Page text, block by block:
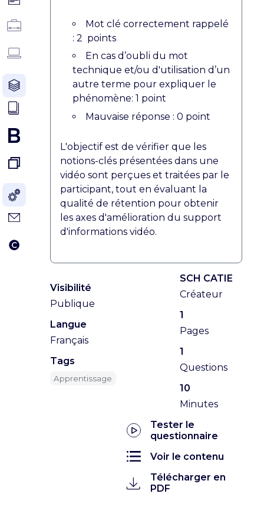
Mot clé correctement rappelé
: 2 points
En cas d’oubli du mot
technique et/ou d'utilisation d’un
autre terme pour expliquer le
phénomène: 1 point
Mauvaise réponse : 0 point
L'objectif est de vérifier que les
notions-clés présentées dans une
vidéo sont perçues et traitées par le
participant, tout en évaluant la
qualité de rétention pour obtenir
les axes d'amélioration du support
d'informations vidéo.
Visibilité
Publique
Langue
Français
Tags
Apprentissage
SCH CATIE
Créateur
1
Pages
1
Questions
10
Minutes
Tester le
questionnaire
Voir le contenu
Télécharger en
PDF